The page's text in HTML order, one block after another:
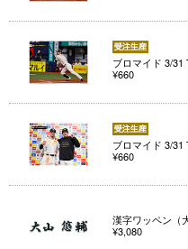
ブロマイド 3/
¥660
ブロマイド 3/
¥660
漢字ワッペン（
¥3,080